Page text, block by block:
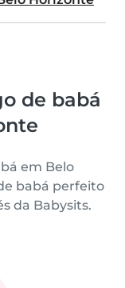
de babá
em Belo
babá perfeito
da Babysits.